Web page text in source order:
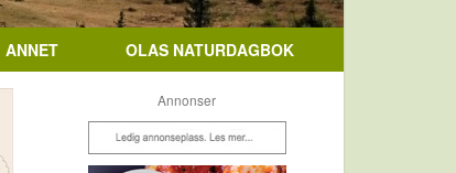
ANNET OLAS NATURDAGBOK
Annonser